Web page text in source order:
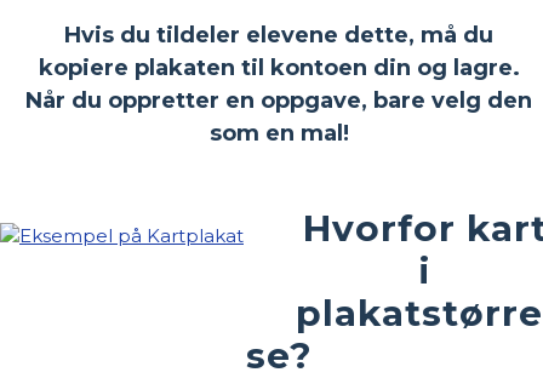
Hvis du tildeler elevene dette, må du
kopiere plakaten til kontoen din og lagre.
Når du oppretter en oppgave, bare velg den
som en mal!
Hvorfor
i
se?